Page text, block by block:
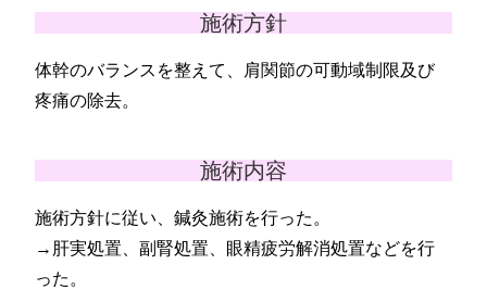
施術方針
体幹のバランスを整えて、肩関節の可動域制限及び
疼痛の除去。
施術内容
施術方針に従い、鍼灸施術を行った。
→肝実処置、副腎処置、眼精疲労解消処置などを行
った。